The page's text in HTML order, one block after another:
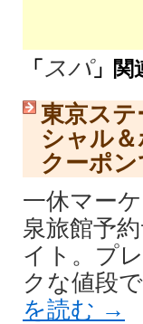
「 スパ」関
東京ス
シャル
クーポ
一休マー
泉旅館予
イト。プ
クな値段
を読む →